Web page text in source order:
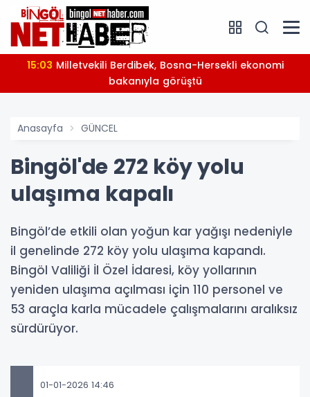
15:03
bakanıyla görüştü
Anasayfa GÜNCEL
Bingöl'de 272 köy yolu
ulaşıma kapalı
Bingöl’de etkili olan yoğun kar yağışı nedeniyle
il genelinde 272 köy yolu ulaşıma kapandı.
Bingöl Valiliği İl Özel İdaresi, köy yollarının
yeniden ulaşıma açılması için 110 personel ve
53 araçla karla mücadele çalışmalarını aralıksız
sürdürüyor.
01-01-2026 14:46